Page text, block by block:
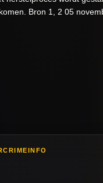
Bron 1, 2 05